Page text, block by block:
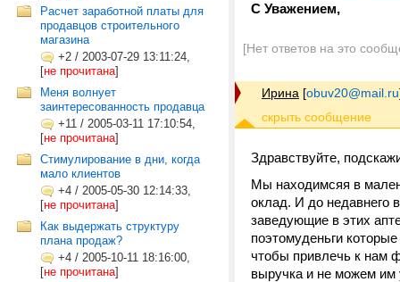
Расчет заработной платы для
продавцов строительного
магазина
+2 / 2003-07-29 13:11:24,
[не прочитана]
Меня волнует
заинтересованность продавца
+11 / 2005-03-11 17:10:54,
[не прочитана]
Стимулирование в дни, когда
мало клиентов
+4 / 2005-05-30 12:14:33,
[не прочитана]
Как выдержать структуру
плана продаж?
+4 / 2005-10-11 18:16:00,
[не прочитана]
С Уважением,
[Нет ответов на это
Ирина [obuv20@mail.ru
Здравствуйте,
Мы находимсяя в
оклад. И до недавнего
заведующие в этих
поэтомуденьги
чтобы привлечь к нам
выручка и не можем им